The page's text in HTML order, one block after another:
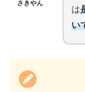
さきやん
は
い